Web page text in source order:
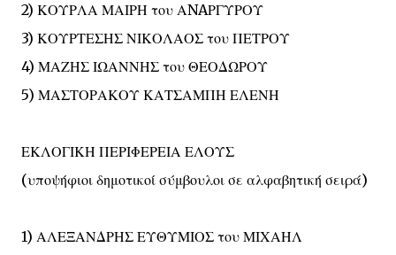
2) ΚΟΥΡΛΑ ΜΑΙΡΗ του ΑNAΡΓΥΡΟΥ
3) ΚΟΥΡΤΕΣΗΣ ΝΙΚΟΛΑΟΣ του ΠΕΤΡΟΥ
4) ΜΑΖΗΣ ΙΩΑΝΝΗΣ του ΘΕΟΔΩΡΟΥ
5) ΜΑΣΤΟΡΑΚΟΥ ΚΑΤΣΑΜΠΗ ΕΛΕΝΗ
ΕΚΛΟΓΙΚΗ ΠΕΡΙΦΕΡΕΙΑ ΕΛΟΥΣ
(υποψήφιοι δημοτικοί σύμβουλοι σε αλφαβητική σειρά)
1) ΑΛΕΞΑΝΔΡΗΣ ΕΥΘΥΜΙΟΣ του ΜΙΧΑΗΛ